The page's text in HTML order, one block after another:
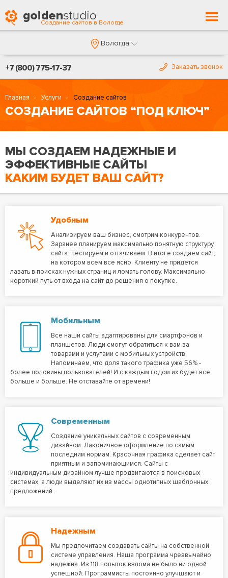
Создание сайтов в Вологде
Вологда
+7 (800) 775-17-37 Заказать звонок
Главная Услуги Создание сайтов
СОЗДАНИЕ САЙТОВ “ПОД КЛЮЧ”
МЫ СОЗДАЕМ НАДЕЖНЫЕ И
ЭФФЕКТИВНЫЕ САЙТЫ
КАКИМ БУДЕТ ВАШ САЙТ?
Удобным
Анализируем ваш бизнес, смотрим конкурентов.
Заранее планируем максимально понятную структуру
сайта. Тестируем и оттачиваем. В итоге создаем сайт,
на котором всем все ясно. Клиенту не придется
лазать в поисках нужных страниц и ломать голову. Максимально
короткий путь от входа на сайт до решения о покупке.
Мобильным
Все наши сайты адаптированы для смартфонов и
планшетов. Люди смогут обратиться к вам за
товарами и услугами с мобильных устройств.
Напоминаем, что доля такого трафика уже 56% -
более половины пользователей! И с каждым годом их будет все
больше и больше. Не отставайте от времени!
Современным
Создание уникальных сайтов с современным
дизайном. Лаконичное оформление по самым
последним нормам. Красочная графика сделает сайт
приятным и запоминающимся. Сайты с
индивидуальным дизайном лучше продвигаются в поисковых
системах, а люди выделяют их из массы однотипных шаблонных
предложений.
Надежным
Мы предпочитаем создавать сайты на собственной
системе управления. Наша программа чрезвычайно
надежна. Из 118 попыток взлома не было ни одной
успешной. Программисты постоянно улучшают и